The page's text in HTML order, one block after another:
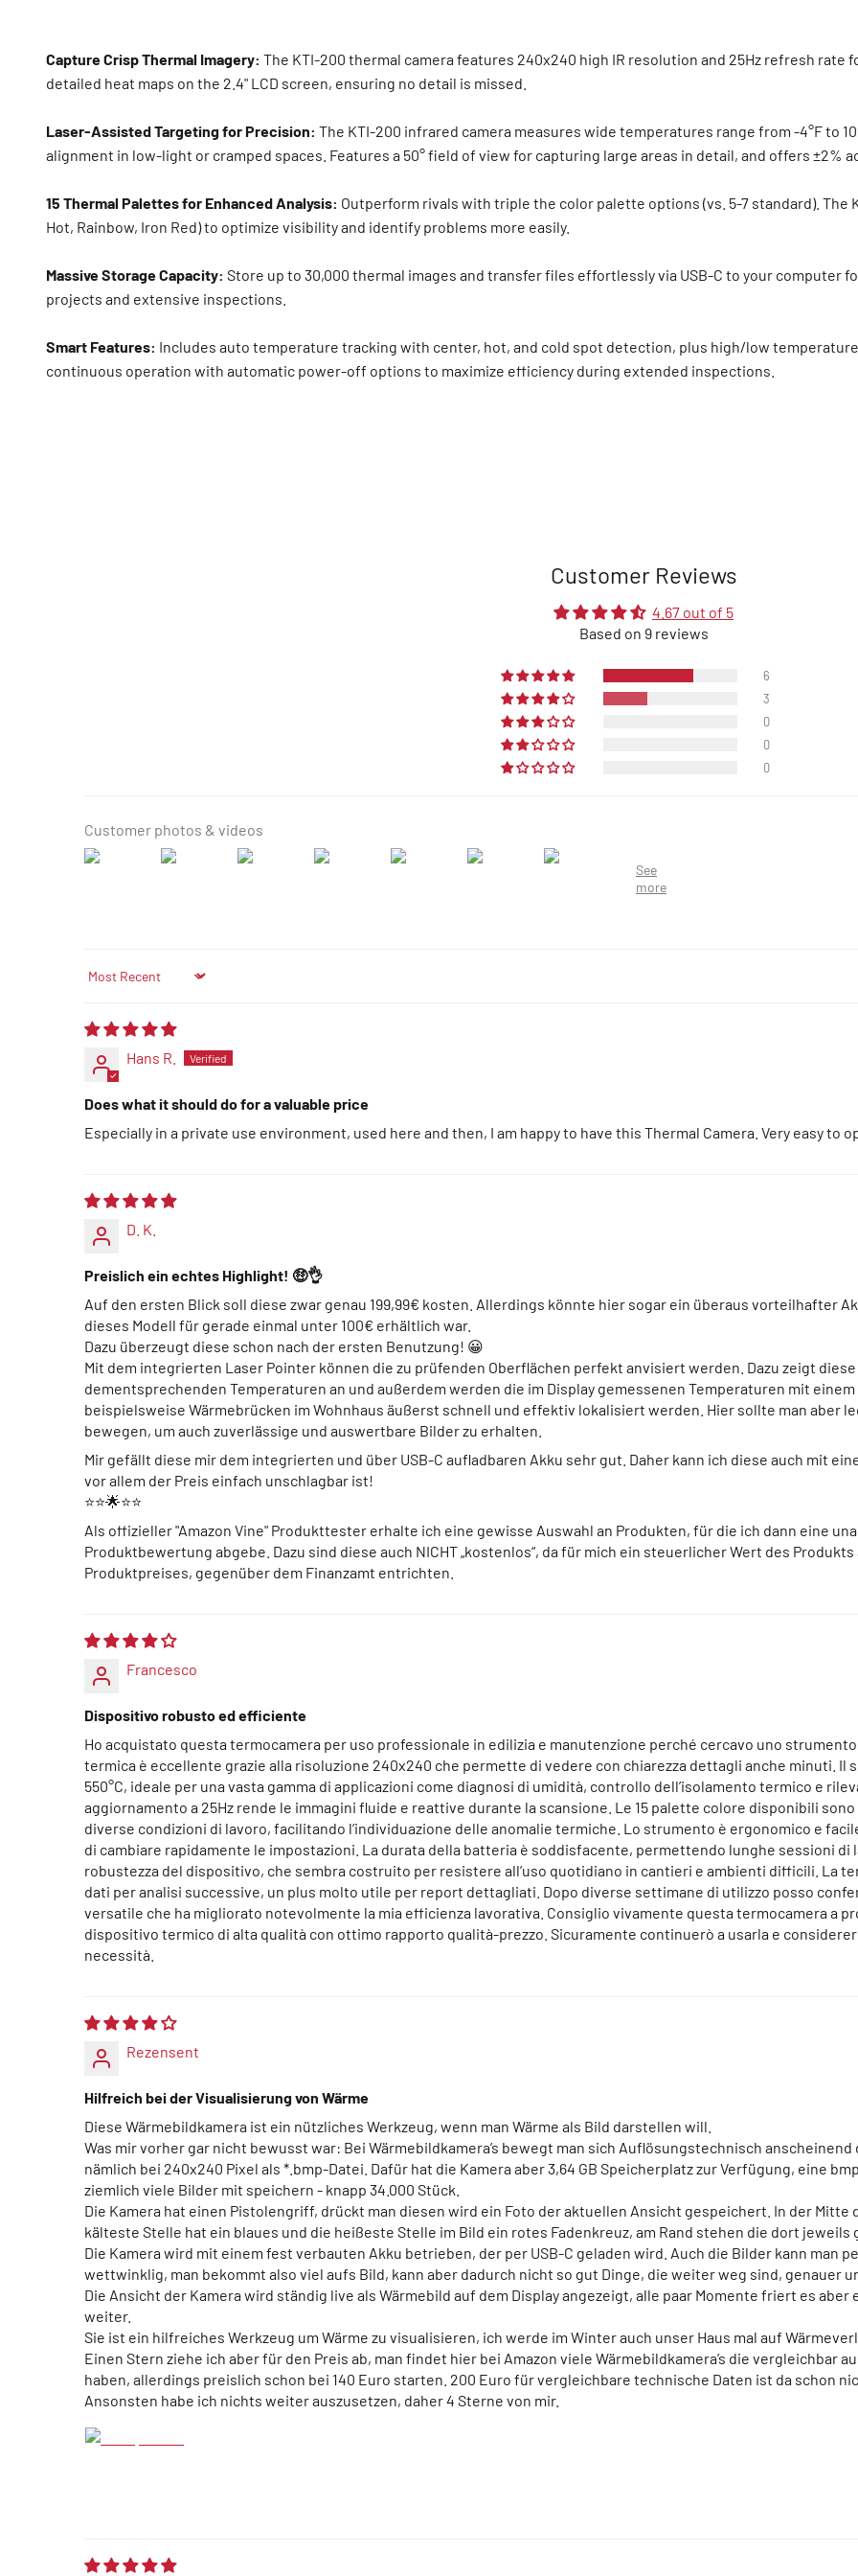
Capture Crisp Thermal Imagery: The KTI-200 thermal camera features 240x240 high IR resolution and 25Hz refresh
detailed heat maps on the 2.4" LCD screen, ensuring no detail is missed.
Laser-Assisted Targeting for Precision: The KTI-200 infrared camera measures wide temperatures range from -4°F to
alignment in low-light or cramped spaces. Features a 50° field of view for capturing large areas in detail, and offers ±2%
15 Thermal Palettes for Enhanced Analysis: Outperform rivals with triple the color palette options (vs. 5-7 standard). The
Hot, Rainbow, Iron Red) to optimize visibility and identify problems more easily.
Massive Storage Capacity: Store up to 30,000 thermal images and transfer files effortlessly via USB-C to your computer
projects and extensive inspections.
Smart Features: Includes auto temperature tracking with center, hot, and cold spot detection, plus high/low
continuous operation with automatic power-off options to maximize efficiency during extended inspections.
Customer Reviews
4.67 out of 5
Based on 9 reviews
6
3
0
0
0
Customer photos & videos
Sort by
Hans R.
Does what it should do for a valuable price
Especially in a private use environment, used here and then, I am happy to have this Thermal Camera. Very easy to
D. K.
Preislich ein echtes Highlight! 🤑👌
Auf den ersten Blick soll diese zwar genau 199,99€ kosten. Allerdings könnte hier sogar ein überaus vorteilhafter
dieses Modell für gerade einmal unter 100€ erhältlich war.
Dazu überzeugt diese schon nach der ersten Benutzung! 😀
Mit dem integrierten Laser Pointer können die zu prüfenden Oberflächen perfekt anvisiert werden. Dazu zeigt
dementsprechenden Temperaturen an und außerdem werden die im Display gemessenen Temperaturen mit
beispielsweise Wärmebrücken im Wohnhaus äußerst schnell und effektiv lokalisiert werden. Hier sollte man aber
bewegen, um auch zuverlässige und auswertbare Bilder zu erhalten.
Mir gefällt diese mir dem integrierten und über USB-C aufladbaren Akku sehr gut. Daher kann ich diese auch mit
vor allem der Preis einfach unschlagbar ist!
⭐⭐🌟⭐⭐
Als offizieller "Amazon Vine" Produkttester erhalte ich eine gewisse Auswahl an Produkten, für die ich dann eine
Produktbewertung abgebe. Dazu sind diese auch NICHT „kostenlos“, da für mich ein steuerlicher Wert des
Produktpreises, gegenüber dem Finanzamt entrichten.
Francesco
Dispositivo robusto ed efficiente
Ho acquistato questa termocamera per uso professionale in edilizia e manutenzione perché cercavo uno
termica è eccellente grazie alla risoluzione 240x240 che permette di vedere con chiarezza dettagli anche minuti. Il
550°C, ideale per una vasta gamma di applicazioni come diagnosi di umidità, controllo dell’isolamento termico e
aggiornamento a 25Hz rende le immagini fluide e reattive durante la scansione. Le 15 palette colore disponibili
diverse condizioni di lavoro, facilitando l’individuazione delle anomalie termiche. Lo strumento è ergonomico e
di cambiare rapidamente le impostazioni. La durata della batteria è soddisfacente, permettendo lunghe sessioni di
robustezza del dispositivo, che sembra costruito per resistere all’uso quotidiano in cantieri e ambienti difficili. La
dati per analisi successive, un plus molto utile per report dettagliati. Dopo diverse settimane di utilizzo posso
versatile che ha migliorato notevolmente la mia efficienza lavorativa. Consiglio vivamente questa termocamera a
dispositivo termico di alta qualità con ottimo rapporto qualità-prezzo. Sicuramente continuerò a usarla e
necessità.
Rezensent
Hilfreich bei der Visualisierung von Wärme
Diese Wärmebildkamera ist ein nützliches Werkzeug, wenn man Wärme als Bild darstellen will.
Was mir vorher gar nicht bewusst war: Bei Wärmebildkamera’s bewegt man sich Auflösungstechnisch anscheinend
nämlich bei 240x240 Pixel als *.bmp-Datei. Dafür hat die Kamera aber 3,64 GB Speicherplatz zur Verfügung, eine
ziemlich viele Bilder mit speichern - knapp 34.000 Stück.
Die Kamera hat einen Pistolengriff, drückt man diesen wird ein Foto der aktuellen Ansicht gespeichert. In der Mitte
kälteste Stelle hat ein blaues und die heißeste Stelle im Bild ein rotes Fadenkreuz, am Rand stehen die dort jeweils
Die Kamera wird mit einem fest verbauten Akku betrieben, der per USB-C geladen wird. Auch die Bilder kann man
wettwinklig, man bekommt also viel aufs Bild, kann aber dadurch nicht so gut Dinge, die weiter weg sind, genauer
Die Ansicht der Kamera wird ständig live als Wärmebild auf dem Display angezeigt, alle paar Momente friert es
weiter.
Sie ist ein hilfreiches Werkzeug um Wärme zu visualisieren, ich werde im Winter auch unser Haus mal auf
Einen Stern ziehe ich aber für den Preis ab, man findet hier bei Amazon viele Wärmebildkamera’s die vergleichbar
haben, allerdings preislich schon bei 140 Euro starten. 200 Euro für vergleichbare technische Daten ist da schon
Ansonsten habe ich nichts weiter auszusetzen, daher 4 Sterne von mir.